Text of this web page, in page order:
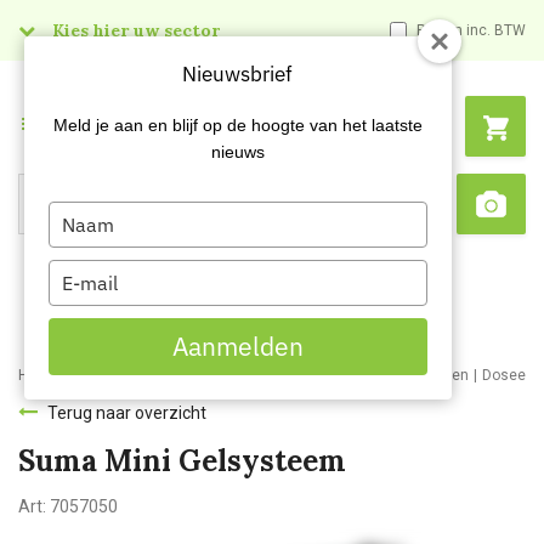
Kies hier uw sector Prijzen inc. BTW
Search
Menu
Home Webshop Schoonmaakartikelen Schoonmaakmaterialen
Terug naar overzicht
Suma Mini Gelsysteem
Art: 7057050
Nieuwsbrief
Meld je aan en blijf op de hoogte van het laatste
nieuws
Type
your
name
Type
your
email
Aanmelden